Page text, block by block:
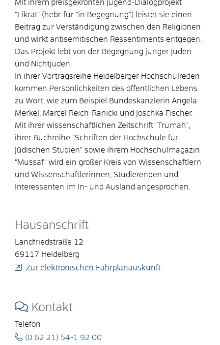
Mit ihrem preisgekrönten Jugend-Dialogprojekt
"Likrat" (hebr. für "in Begegnung") leistet sie einen
Beitrag zur Verständigung zwischen den Religionen
und wirkt antisemitischen Ressentiments entgegen.
Das Projekt lebt von der Begegnung junger Juden
und Nichtjuden.
In ihrer Vortragsreihe Heidelberger Hochschulreden
kommen Persönlichkeiten des öffentlichen Lebens
zu Wort, wie zum Beispiel Bundeskanzlerin Angela
Merkel, Marcel Reich-Ranicki und Joschka Fischer.
Mit ihrer wissenschaftlichen Zeitschrift "Trumah",
ihrer Buchreihe "Schriften der Hochschule für
Jüdischen Studien" sowie ihrem Hochschulmagazin
"Mussaf" wird ein großer Kreis von Wissenschaftlern
und Wissenschaftlerinnen, Studierenden und
Interessenten im In- und Ausland angesprochen.
Hausanschrift
Landfriedstraße 12
69117 Heidelberg
Zur elektronischen Fahrplanauskunft
Kontakt
Telefon
(0 62 21) 54-1 92 00